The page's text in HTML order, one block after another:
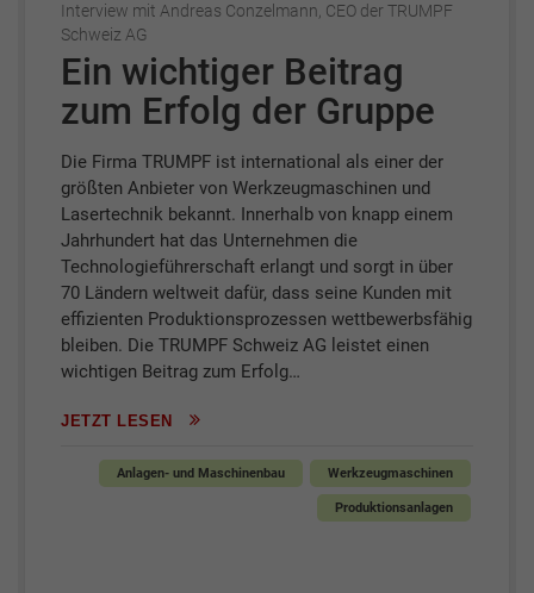
Interview mit Andreas Conzelmann, CEO der TRUMPF
Schweiz AG
Ein wichtiger Beitrag
zum Erfolg der Gruppe
Die Firma TRUMPF ist international als einer der
größten Anbieter von Werkzeugmaschinen und
Lasertechnik bekannt. Innerhalb von knapp einem
Jahrhundert hat das Unternehmen die
Technologieführerschaft erlangt und sorgt in über
70 Ländern weltweit dafür, dass seine Kunden mit
effizienten Produktionsprozessen wettbewerbsfähig
bleiben. Die TRUMPF Schweiz AG leistet einen
wichtigen Beitrag zum Erfolg…
JETZT LESEN
Anlagen- und Maschinenbau Werkzeugmaschinen
Produktionsanlagen